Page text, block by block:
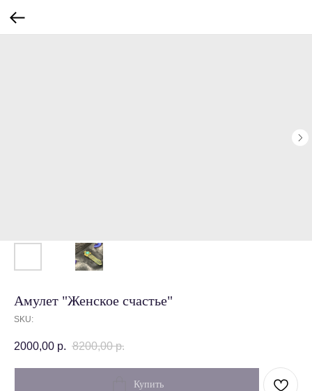
Амулет "Женское счастье"
SKU:
2000,00 р. 8200,00 р.
Купить